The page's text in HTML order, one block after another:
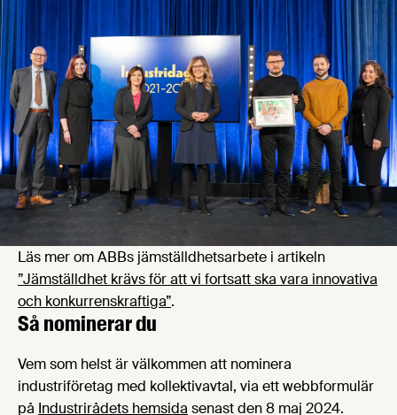
Läs mer om ABBs jämställdhetsarbete i artikeln
”Jämställdhet krävs för att vi fortsatt ska vara innovativa
och konkurrenskraftiga”.
Så nominerar du
Vem som helst är välkommen att nominera
industriföretag med kollektivavtal, via ett webbformulär
på Industrirådets hemsida senast den 8 maj 2024.